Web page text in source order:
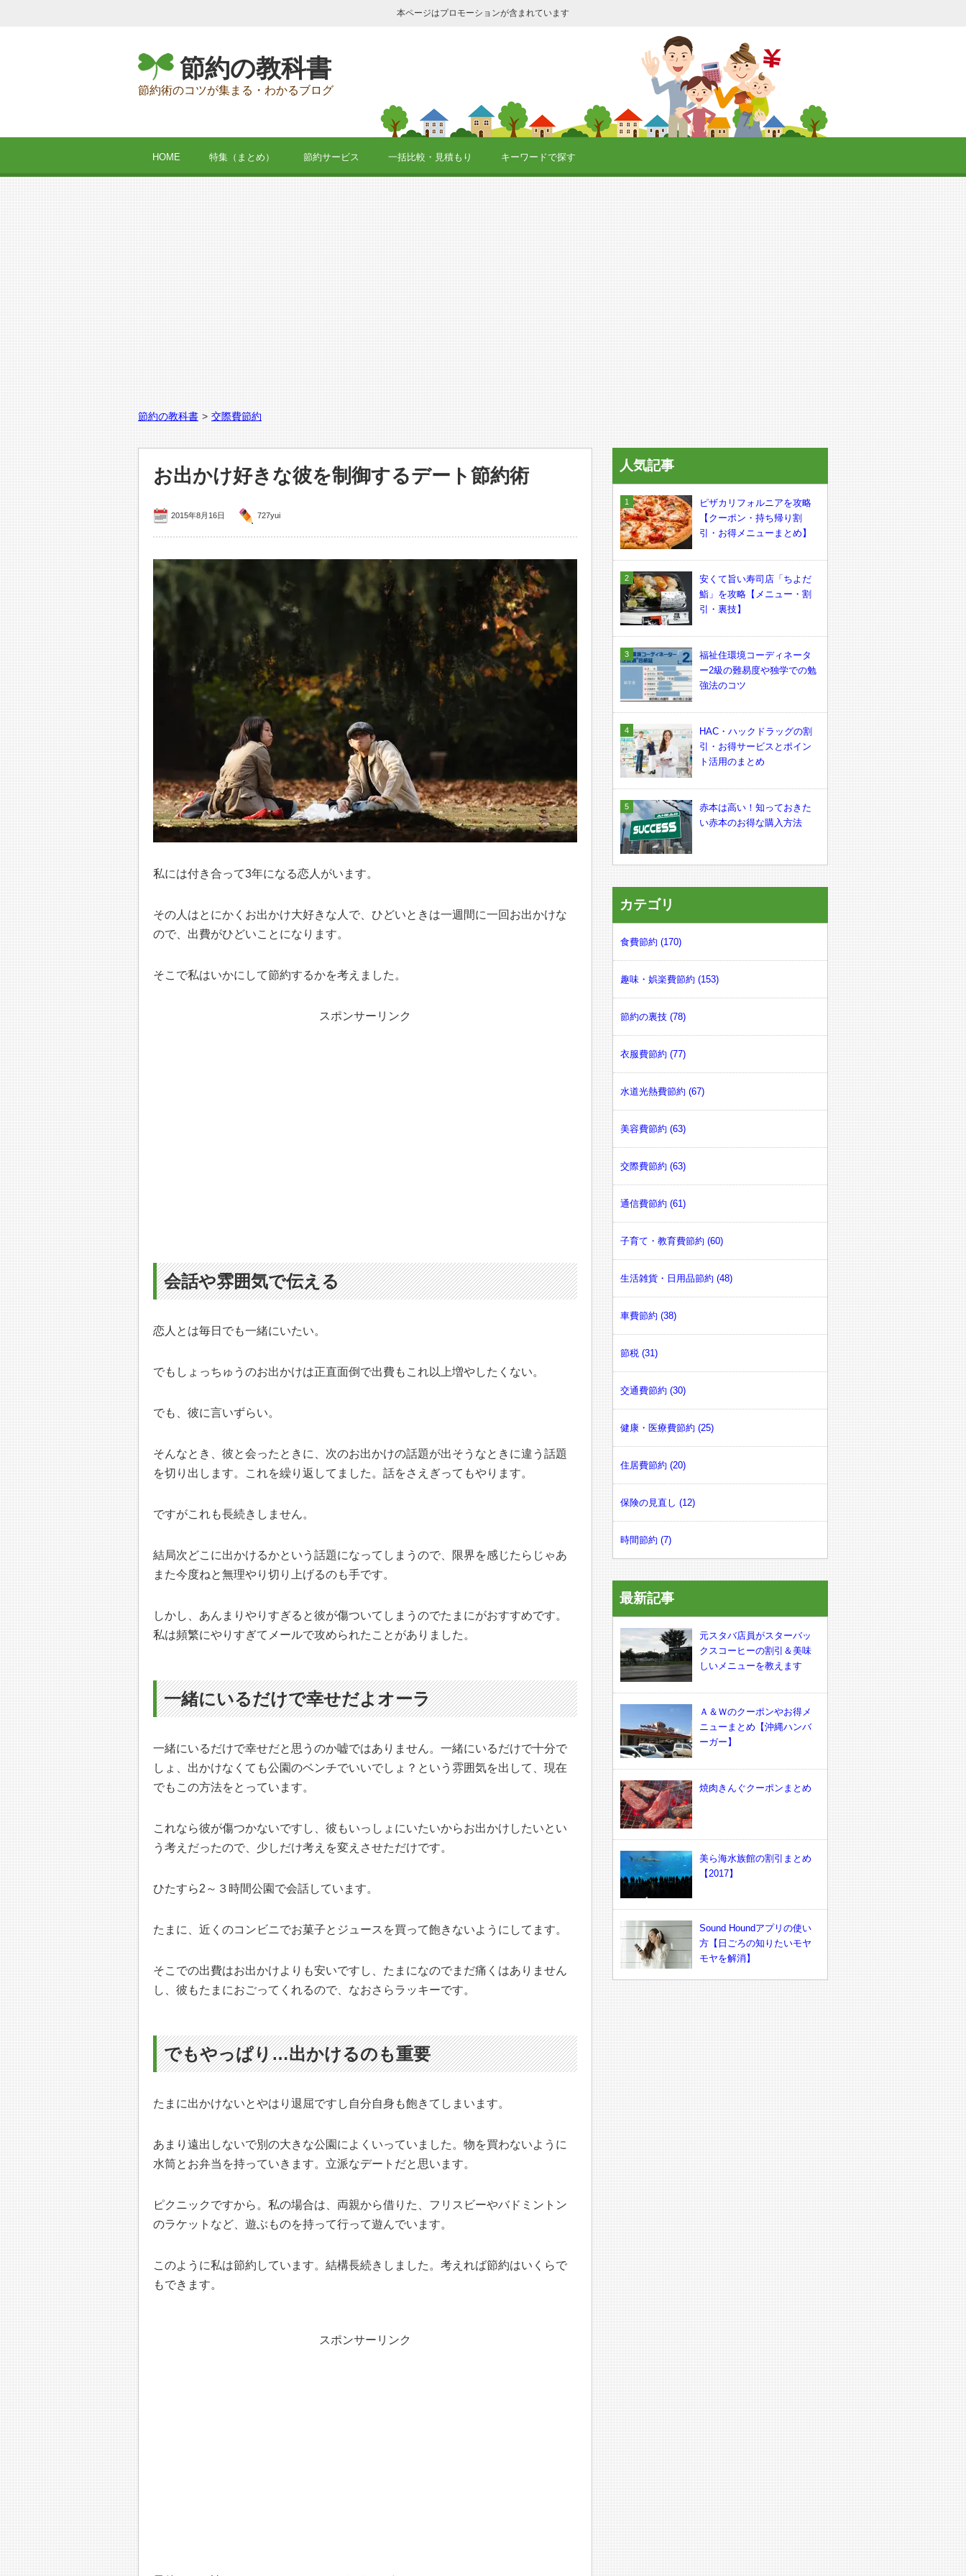
本ページはプロモーションが含まれています
節約の教科書
節約術のコツが集まる・わかるブログ
HOME 特集（まとめ） 節約サービス 一括比較・見積もり キーワードで探す
節約の教科書 > 交際費節約
お出かけ好きな彼を制御するデート節約術
2015年8月16日 727yui
私には付き合って3年になる恋人がいます。
その人はとにかくお出かけ大好きな人で、ひどいときは一週間に一回お出かけな
ので、出費がひどいことになります。
そこで私はいかにして節約するかを考えました。
スポンサーリンク
会話や雰囲気で伝える
恋人とは毎日でも一緒にいたい。
でもしょっちゅうのお出かけは正直面倒で出費もこれ以上増やしたくない。
でも、彼に言いずらい。
そんなとき、彼と会ったときに、次のお出かけの話題が出そうなときに違う話題
を切り出します。これを繰り返してました。話をさえぎってもやります。
ですがこれも長続きしません。
結局次どこに出かけるかという話題になってしまうので、限界を感じたらじゃあ
また今度ねと無理やり切り上げるのも手です。
しかし、あんまりやりすぎると彼が傷ついてしまうのでたまにがおすすめです。
私は頻繁にやりすぎてメールで攻められたことがありました。
一緒にいるだけで幸せだよオーラ
一緒にいるだけで幸せだと思うのか嘘ではありません。一緒にいるだけで十分で
しょ、出かけなくても公園のベンチでいいでしょ？という雰囲気を出して、現在
でもこの方法をとっています。
これなら彼が傷つかないですし、彼もいっしょにいたいからお出かけしたいとい
う考えだったので、少しだけ考えを変えさせただけです。
ひたすら2～３時間公園で会話しています。
たまに、近くのコンビニでお菓子とジュースを買って飽きないようにしてます。
そこでの出費はお出かけよりも安いですし、たまになのでまだ痛くはありません
し、彼もたまにおごってくれるので、なおさらラッキーです。
でもやっぱり…出かけるのも重要
たまに出かけないとやはり退屈ですし自分自身も飽きてしまいます。
あまり遠出しないで別の大きな公園によくいっていました。物を買わないように
水筒とお弁当を持っていきます。立派なデートだと思います。
ピクニックですから。私の場合は、両親から借りた、フリスビーやバドミントン
のラケットなど、遊ぶものを持って行って遊んでいます。
このように私は節約しています。結構長続きしました。考えれば節約はいくらで
もできます。
スポンサーリンク
人気記事
ピザカリフォルニアを攻略
【クーポン・持ち帰り割
引・お得メニューまとめ】
安くて旨い寿司店「ちよだ
鮨」を攻略【メニュー・割
引・裏技】
福祉住環境コーディネータ
ー2級の難易度や独学での勉
強法のコツ
HAC・ハックドラッグの割
引・お得サービスとポイン
ト活用のまとめ
赤本は高い！知っておきた
い赤本のお得な購入方法
カテゴリ
食費節約 (170)
趣味・娯楽費節約 (153)
節約の裏技 (78)
衣服費節約 (77)
水道光熱費節約 (67)
美容費節約 (63)
交際費節約 (63)
通信費節約 (61)
子育て・教育費節約 (60)
生活雑貨・日用品節約 (48)
車費節約 (38)
節税 (31)
交通費節約 (30)
健康・医療費節約 (25)
住居費節約 (20)
保険の見直し (12)
時間節約 (7)
最新記事
元スタバ店員がスターバッ
クスコーヒーの割引＆美味
しいメニューを教えます
Ａ＆Ｗのクーポンやお得メ
ニューまとめ【沖縄ハンバ
ーガー】
焼肉きんぐクーポンまとめ
美ら海水族館の割引まとめ
【2017】
Sound Houndアプリの使い
方【日ごろの知りたいモヤ
モヤを解消】